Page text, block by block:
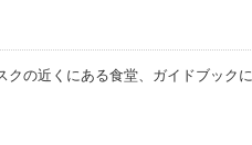
の近くにある食堂、ガイドブック